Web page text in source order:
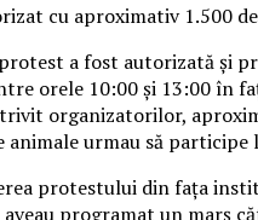
cu aproximativ 1.500
a fost autorizată și
orele 10:00 și 13:00 în
organizatorilor,
animale urmau să participe
protestului din fața
programat un marș